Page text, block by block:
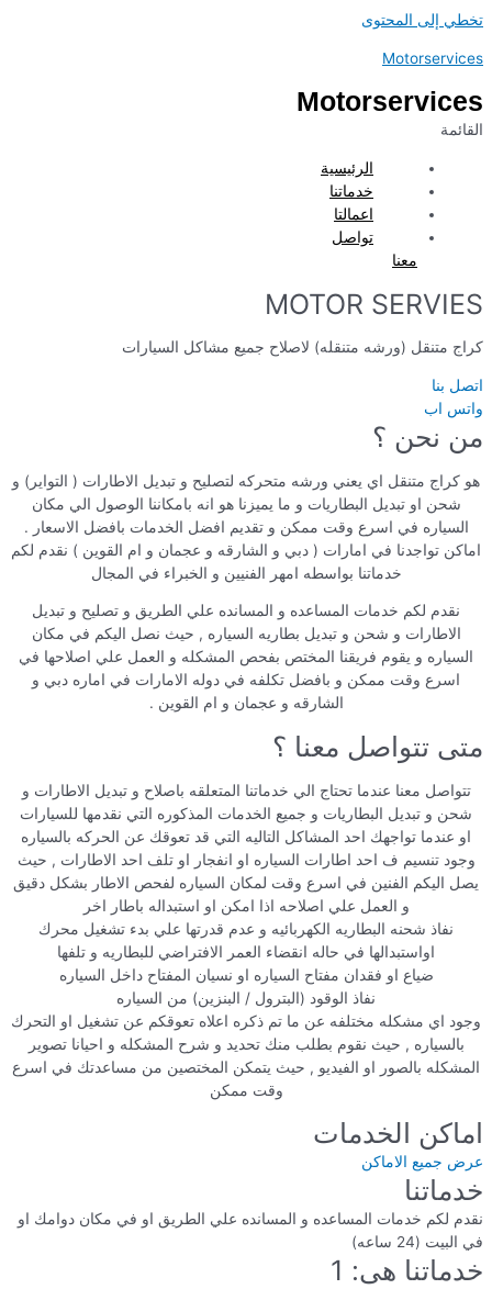
تخطي إلى المحتوى
Motorservices
Motorservices
القائمة
الرئيسية
خدماتنا
اعمالتا
تواصل
معنا
MOTOR SERVIES
كراج متنقل (ورشه متنقله) لاصلاح جميع مشاكل السيارات
اتصل بنا
واتس اب
من نحن ؟
هو كراج متنقل اي يعني ورشه متحركه لتصليح و تبديل الاطارات ( التواير) و
شحن او تبديل البطاريات و ما يميزنا هو انه بامكاننا الوصول الي مكان
السياره في اسرع وقت ممكن و تقديم افضل الخدمات بافضل الاسعار .
اماكن تواجدنا في امارات ( دبي و الشارقه و عجمان و ام القوين ) نقدم لكم
خدماتنا بواسطه امهر الفنيين و الخبراء في المجال
نقدم لكم خدمات المساعده و المسانده علي الطريق و تصليح و تبديل
الاطارات و شحن و تبديل بطاريه السياره , حيث نصل اليكم في مكان
السياره و يقوم فريقنا المختص بفحص المشكله و العمل علي اصلاحها في
اسرع وقت ممكن و بافضل تكلفه في دوله الامارات في اماره دبي و
الشارقه و عجمان و ام القوين .
متى تتواصل معنا ؟
تتواصل معنا عندما تحتاج الي خدماتنا المتعلقه باصلاح و تبديل الاطارات و
شحن و تبديل البطاريات و جميع الخدمات المذكوره التي نقدمها للسيارات
او عندما تواجهك احد المشاكل التاليه التي قد تعوقك عن الحركه بالسياره
وجود تنسيم ف احد اطارات السياره او انفجار او تلف احد الاطارات , حيث
يصل اليكم الفنين في اسرع وقت لمكان السياره لفحص الاطار بشكل دقيق
و العمل علي اصلاحه اذا امكن او استبداله باطار اخر
نفاذ شحنه البطاريه الكهربائيه و عدم قدرتها علي بدء تشغيل محرك
اواستبدالها في حاله انقضاء العمر الافتراضي للبطاريه و تلفها
ضياع او فقدان مفتاح السياره او نسيان المفتاح داخل السياره
نفاذ الوقود (البترول / البنزين) من السياره
وجود اي مشكله مختلفه عن ما تم ذكره اعلاه تعوقكم عن تشغيل او التحرك
بالسياره , حيث نقوم بطلب منك تحديد و شرح المشكله و احيانا تصوير
المشكله بالصور او الفيديو , حيث يتمكن المختصين من مساعدتك في اسرع
وقت ممكن
اماكن الخدمات
عرض جميع الاماكن
خدماتنا
نقدم لكم خدمات المساعده و المسانده علي الطريق او في مكان دوامك او
في البيت (24 ساعه)
خدماتنا هى: 1